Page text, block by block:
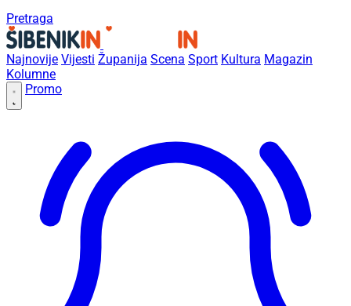
Pretraga
Najnovije Vijesti Županija Scena Sport Kultura Magazin
Kolumne
Promo